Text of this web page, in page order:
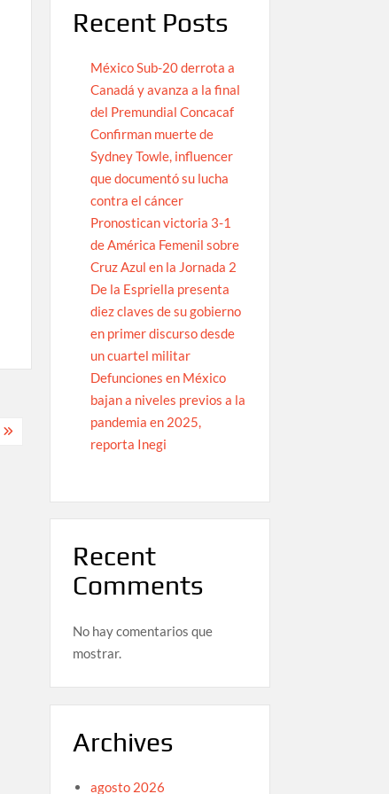
Recent Posts
México Sub-20 derrota a
Canadá y avanza a la final
del Premundial Concacaf
Confirman muerte de
Sydney Towle, influencer
que documentó su lucha
contra el cáncer
Pronostican victoria 3-1
de América Femenil sobre
Cruz Azul en la Jornada 2
De la Espriella presenta
diez claves de su gobierno
en primer discurso desde
un cuartel militar
Defunciones en México
bajan a niveles previos a la
pandemia en 2025,
reporta Inegi
Recent
Comments
No hay comentarios que
mostrar.
Archives
agosto 2026